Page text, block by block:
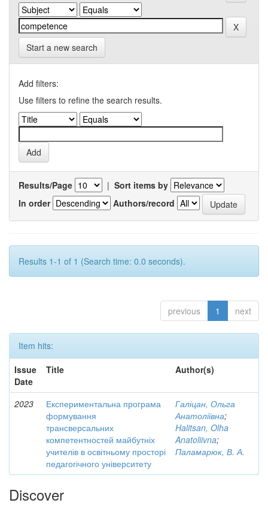
Start a new search
Add filters:
Use filters to refine the search results.
Results/Page | Sort items by
In order
Authors/record
Results 1-1 of 1 (Search time: 0.0 seconds).
previous 1 next
Item hits:
Issue
Date
Title Author(s)
2023
Експериментальна програма
формування
трансверсальних
компетентностей майбутніх
учителів в освітньому просторі
педагогічного університету
Галіцан, Ольга
Анатоліївна;
Halitsan, Olha
Anatoliivna;
Паламарюк, В. А.
Discover